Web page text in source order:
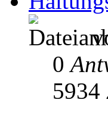
0
5934